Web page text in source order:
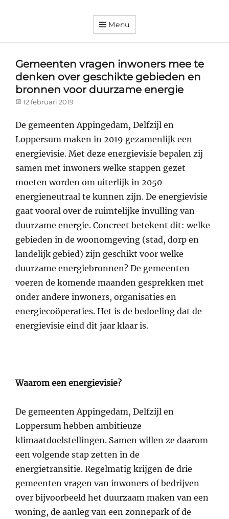
DorpsverenigingMenu
Gemeenten vragen inwoners mee te
denken over geschikte gebieden en
bronnen voor duurzame energie
Posted
12 februari 2019
De gemeenten Appingedam, Delfzijl en
Loppersum maken in 2019 gezamenlijk een
energievisie. Met deze energievisie bepalen zij
samen met inwoners welke stappen gezet
moeten worden om uiterlijk in 2050
energieneutraal te kunnen zijn. De energievisie
gaat vooral over de ruimtelijke invulling van
duurzame energie. Concreet betekent dit: welke
gebieden in de woonomgeving (stad, dorp en
landelijk gebied) zijn geschikt voor welke
duurzame energiebronnen? De gemeenten
voeren de komende maanden gesprekken met
onder andere inwoners, organisaties en
energiecoöperaties. Het is de bedoeling dat de
energievisie eind dit jaar klaar is.
Waarom een energievisie?
De gemeenten Appingedam, Delfzijl en
Loppersum hebben ambitieuze
klimaatdoelstellingen. Samen willen ze daarom
een volgende stap zetten in de
energietransitie. Regelmatig krijgen de drie
gemeenten vragen van inwoners of bedrijven
over bijvoorbeeld het duurzaam maken van een
woning, de aanleg van een zonnepark of de